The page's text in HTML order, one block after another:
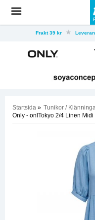
Frakt 39 kr
Startsida » Tunikor /
Only - onlTokyo 2/4 Linen Midi